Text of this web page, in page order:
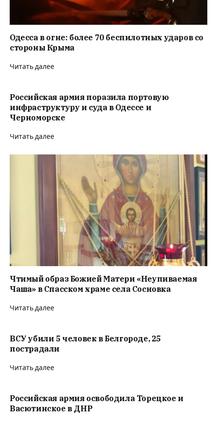
Одесса в огне: более 70 беспилотных ударов со
стороны Крыма
Читать далее
Российская армия поразила портовую
инфраструктуру и суда в Одессе и
Черноморске
Читать далее
Чтимый образ Божией Матери «Неупиваемая
Чаша» в Спасском храме села Сосновка
Читать далее
ВСУ убили 5 человек в Белгороде, 25
пострадали
Читать далее
Российская армия освободила Торецкое и
Васютинское в ДНР